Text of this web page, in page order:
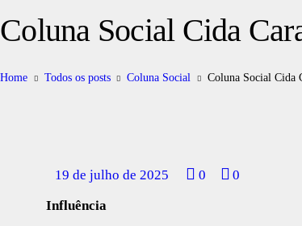
Coluna Social Cida
Home Todos os posts Coluna Social Coluna Social Cida
19 de julho de 2025 0
0
Influência